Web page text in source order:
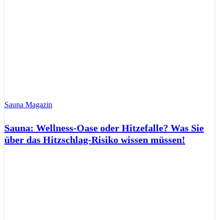
Sauna Magazin
Sauna: Wellness-Oase oder Hitzefalle? Was Sie
über das Hitzschlag-Risiko wissen müssen!